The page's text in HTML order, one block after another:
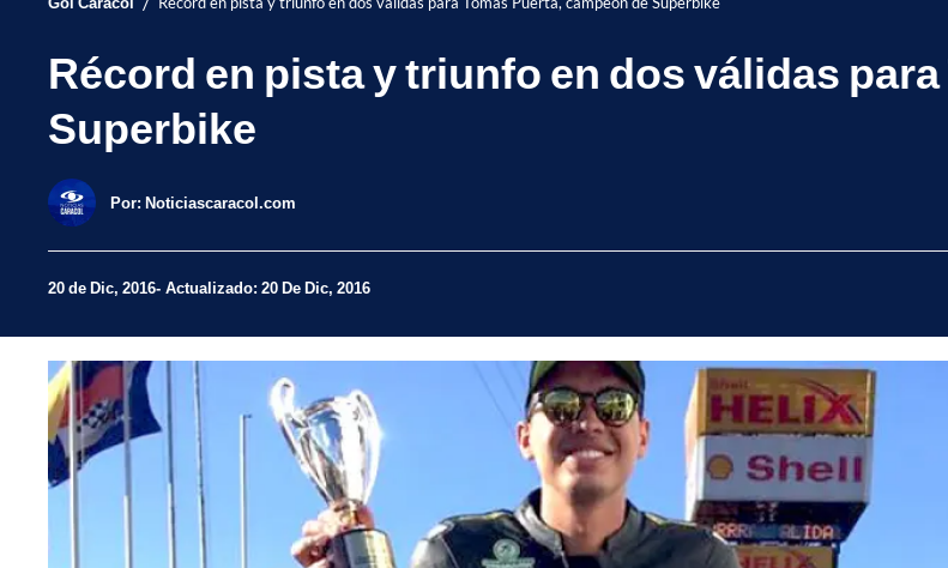
Récord en pista y triunfo en dos válidas
Superbike
Por: Noticiascaracol.com
20 de Dic, 2016 Actualizado: 20 De Dic, 2016